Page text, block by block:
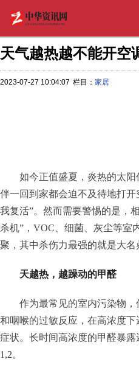
天气越热越不能开空
2023-07-27 10:04:07 栏目： 家居
如今正值盛夏，炎热的太
伴一回到家都会迫不及待地打
我复活”。然而需要警惕的是，
杀机”，VOC、细菌、灰尘等室
聚，其中杀伤力最强的就是大名
天越热，越躁动的甲醛
作为最常见的室内污染物
和咽喉的过敏反应，在高浓度
症状。长时间高浓度的甲醛暴
1,2。